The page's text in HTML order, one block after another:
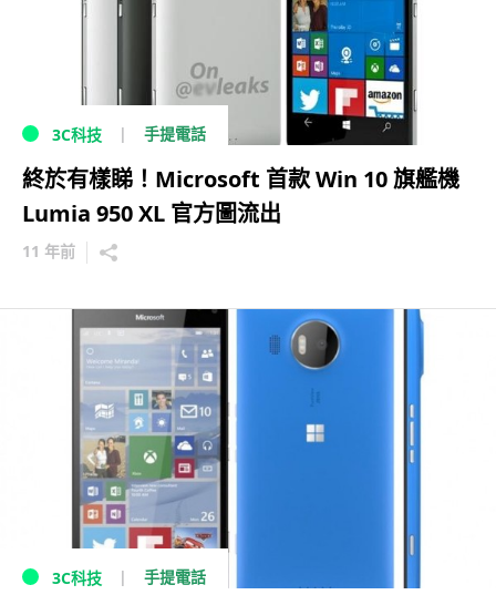
3C科技 手提電話
終於有樣睇！Microsoft 首款 Win 10 旗艦機
Lumia 950 XL 官方圖流出
11 年前
3C科技 手提電話